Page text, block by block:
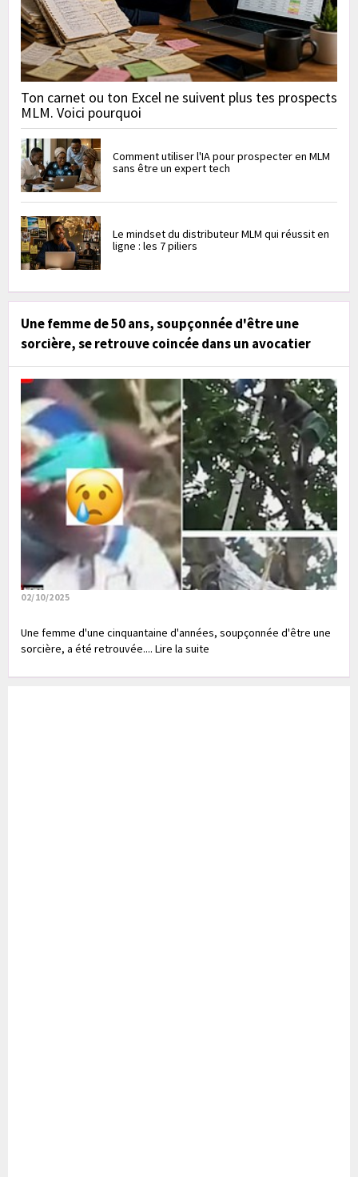
Ton carnet ou ton Excel ne suivent plus tes prospects
MLM. Voici pourquoi
Comment utiliser l'IA pour prospecter en MLM
sans être un expert tech
Le mindset du distributeur MLM qui réussit en
ligne : les 7 piliers
Une femme de 50 ans, soupçonnée d'être une
sorcière, se retrouve coincée dans un avocatier
02/10/2025
Une femme d'une cinquantaine d'années, soupçonnée d'être une
sorcière, a été retrouvée.... Lire la suite